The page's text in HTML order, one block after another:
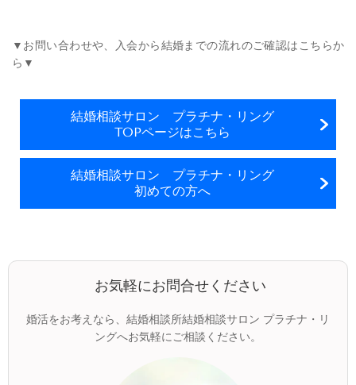
▼お問い合わせや、入会から結婚までの流れのご確認はこちらか
ら▼
結婚相談サロン プラチナ・リング
TOPページはこちら
結婚相談サロン プラチナ・リング
初めての方へ
お気軽にお問合せください
婚活をお考えなら、結婚相談所結婚相談サロン プラチナ・リ
ングへお気軽にご相談ください。